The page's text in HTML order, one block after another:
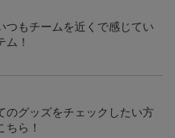
つもチームを近くで感じてい
ム！
のグッズをチェックしたい方
ちら！